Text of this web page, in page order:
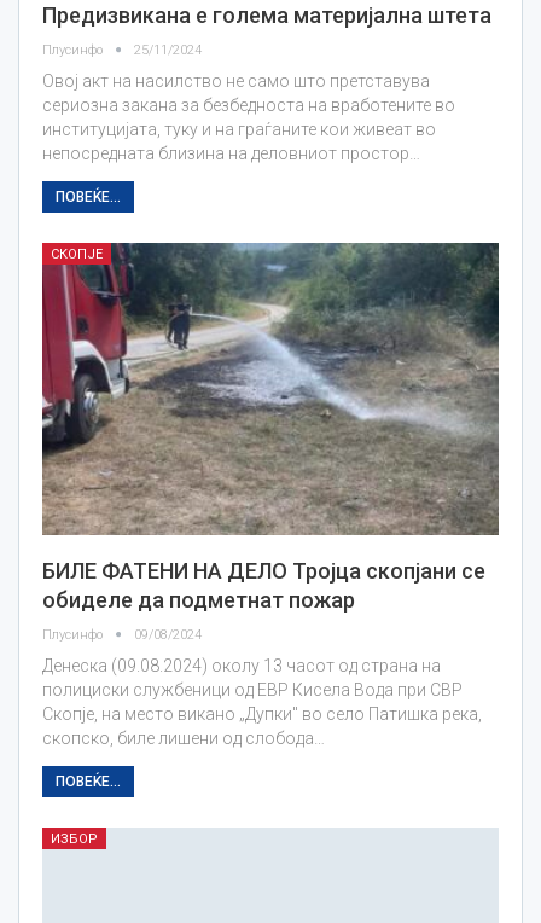
Предизвикана е голема материјална штета
Плусинфо 25/11/2024
Овој акт на насилство не само што претставува
сериозна закана за безбедноста на вработените во
институцијата, туку и на граѓаните кои живеат во
непосредната близина на деловниот простор…
ПОВЕЌЕ...
СКОПЈЕ
БИЛЕ ФАТЕНИ НА ДЕЛО Тројца скопјани се
обиделе да подметнат пожар
Плусинфо 09/08/2024
Денеска (09.08.2024) околу 13 часот од страна на
полициски службеници од ЕВР Кисела Вода при СВР
Скопје, на место викано „Дупки" во село Патишка река,
скопско, биле лишени од слобода…
ПОВЕЌЕ...
ИЗБОР